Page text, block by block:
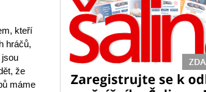
kteří
hráčů,
že
máme